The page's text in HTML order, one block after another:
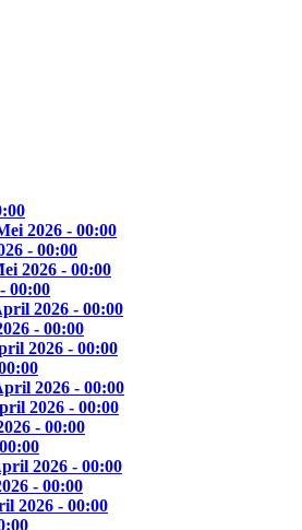
2026 - 00:00
- 00:00
2026 - 00:00
00:00
2026 - 00:00
- 00:00
2026 - 00:00
2026 - 00:00
2026 - 00:00
- 00:00
2026 - 00:00
- 00:00
2026 - 00:00